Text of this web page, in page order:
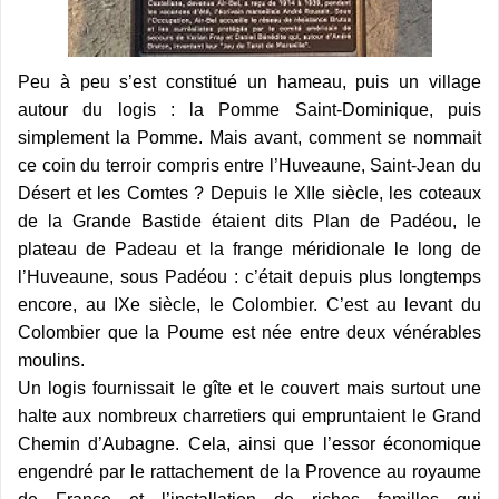
Peu à peu s’est constitué un hameau, puis un village
autour du logis : la Pomme Saint-Dominique, puis
simplement la Pomme. Mais avant, comment se nommait
ce coin du terroir compris entre l’Huveaune, Saint-Jean du
Désert et les Comtes ? Depuis le XIIe siècle, les coteaux
de la Grande Bastide étaient dits Plan de Padéou, le
plateau de Padeau et la frange méridionale le long de
l’Huveaune, sous Padéou : c’était depuis plus longtemps
encore, au IXe siècle, le Colombier. C’est au levant du
Colombier que la Poume est née entre deux vénérables
moulins.
Un logis fournissait le gîte et le couvert mais surtout une
halte aux nombreux charretiers qui empruntaient le Grand
Chemin d’Aubagne. Cela, ainsi que l’essor économique
engendré par le rattachement de la Provence au royaume